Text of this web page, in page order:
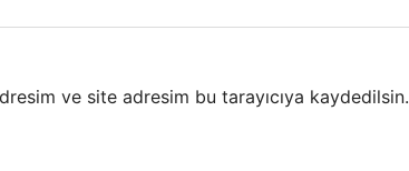
ve site adresim bu tarayıcıya kaydedilsin.